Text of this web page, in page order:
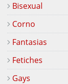
Bisexual
Corno
Fantasias
Fetiches
Gays